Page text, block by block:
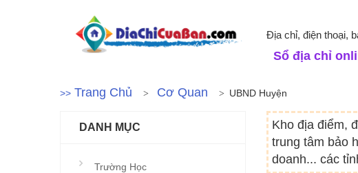
Địa chỉ, điện thoại,
Sổ địa chỉ
>> Trang Chủ Cơ Quan UBND Huyện
Kho địa điểm,
trung tâm bảo
doanh... các
DANH MỤC
Trường Học